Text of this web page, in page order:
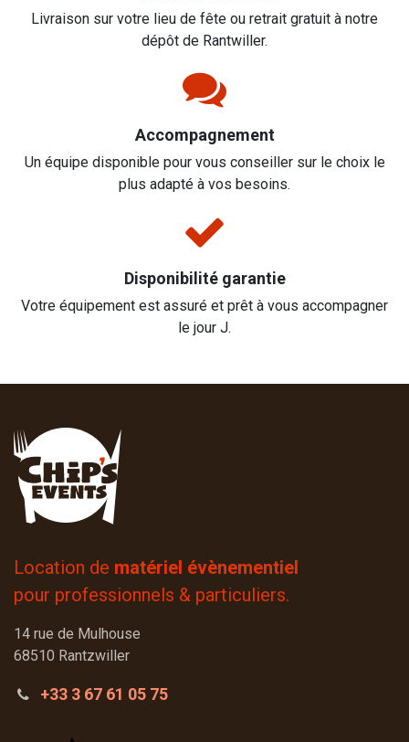
Livraison sur votre lieu de fête ou retrait gratuit à notre
dépôt de Rantwiller.
Accompagnement
Un équipe disponible pour vous conseiller sur le choix le
plus adapté à vos besoins.
Disponibilité garantie
Votre équipement est assuré et prêt à vous accompagner
le jour J.
Location de matériel évènementiel
pour professionnels & particuliers.
14 rue de Mulhouse
68510 Rantzwiller
+33 3 67 61 05 75